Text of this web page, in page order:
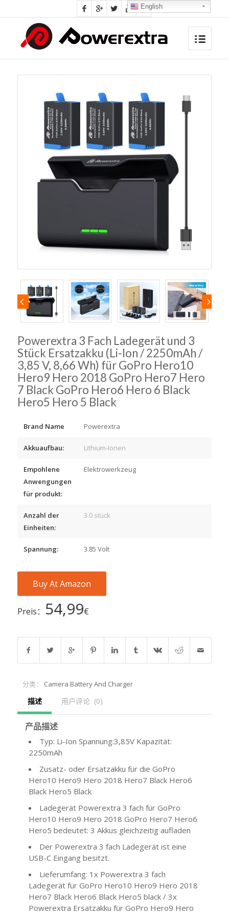
Powerextra 3 Fach Ladegerät und 3
Stück Ersatzakku (Li-Ion / 2250mAh /
3,85 V, 8,66 Wh) für GoPro Hero10
Hero9 Hero 2018 GoPro Hero7 Hero
7 Black GoPro Hero6 Hero 6 Black
Hero5 Hero 5 Black
Brand Name Powerextra
Akkuaufbau: Lithium-Ionen
Empohlene
Anwengungen
für produkt:
Elektrowerkzeug
Anzahl der
Einheiten:
3.0 stück
Spannung: 3.85 Volt
Buy At Amazon
Preis： 54,99€
分类： Camera Battery And Charger
描述 用户评论  (0)
产品描述
Typ: Li-Ion Spannung:3,85V Kapazität:
2250mAh
Zusatz- oder Ersatzakku für die GoPro
Hero10 Hero9 Hero 2018 Hero7 Black Hero6
Black Hero5 Black
Ladegerät Powerextra 3 fach für GoPro
Hero10 Hero9 Hero 2018 GoPro Hero7 Hero6
Hero5 bedeutet: 3 Akkus gleichzeitig aufladen
Der Powerextra 3 fach Ladegerät ist eine
USB-C Eingang besitzt.
Lieferumfang: 1x Powerextra 3 fach
Ladegerät für GoPro Hero10 Hero9 Hero 2018
Hero7 Black Hero6 Black Hero5 black / 3x
Powerextra Ersatzakku für GoPro Hero9 Hero
English